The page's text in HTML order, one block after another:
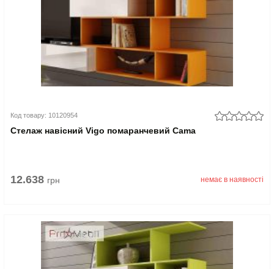
Код товару: 10120954
Стелаж навісний Vigo помаранчевий Cama
12.638 грн немає в наявності